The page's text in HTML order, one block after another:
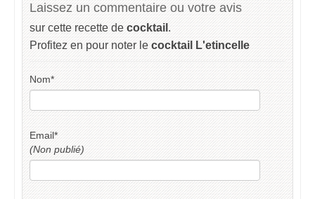
Laissez un commentaire ou votre avis
sur cette recette de cocktail .
Profitez en pour noter le cocktail L'etincelle
Nom*
Email*
(Non publié)